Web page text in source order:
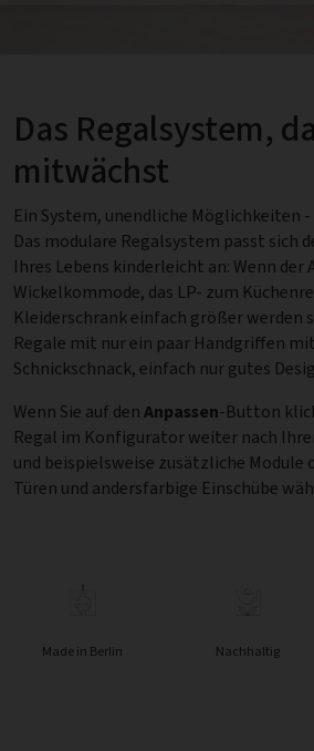
Das Regalsystem,
mitwächst
Ein System, unendliche Möglichkeiten
Das modulare Regalsystem passt sich
Ihres Lebens kinderleicht an: Wenn der
Wickelkommode, das LP- zum
Kleiderschrank einfach größer werden
Regale mit nur ein paar Handgriffen
Schnickschnack, einfach nur gutes
Wenn Sie auf denAnpassen-Button
Regal im Konfigurator weiter nach
und beispielsweise zusätzliche Module
Türen und andersfarbige Einschübe
Made in Berlin Nachhaltig